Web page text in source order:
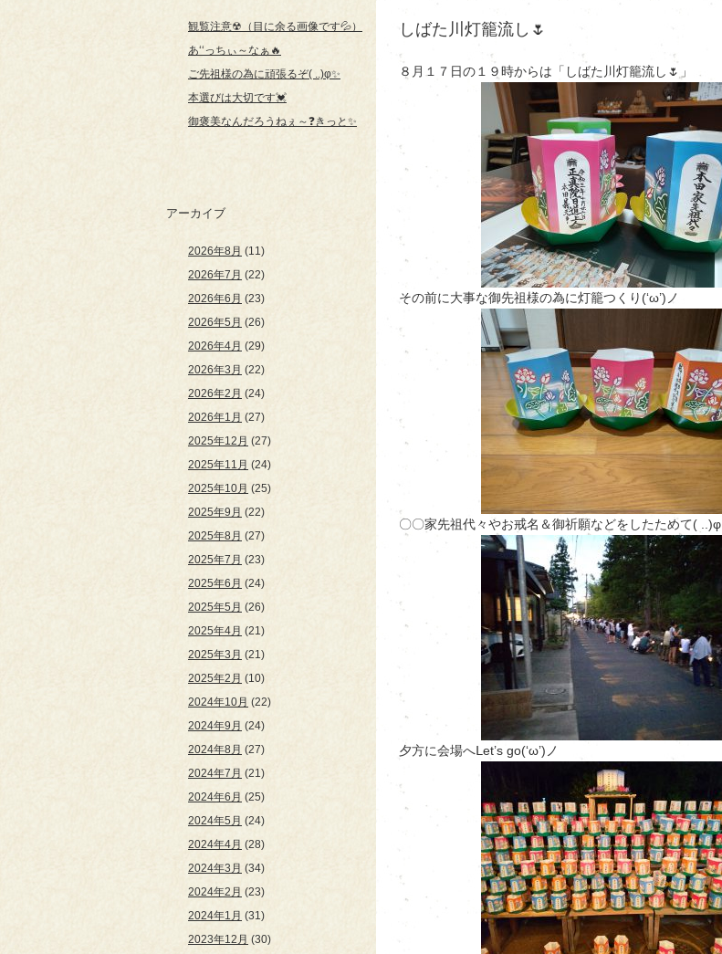
観覧注意☢（目に余る画像です💦）
あ‘‘っちぃ～なぁ🔥
ご先祖様の為に頑張るぞ( ..)φ✨
本選びは大切です💓
御褒美なんだろうねぇ～❓きっと✨
アーカイブ
2026年8月 (11)
2026年7月 (22)
2026年6月 (23)
2026年5月 (26)
2026年4月 (29)
2026年3月 (22)
2026年2月 (24)
2026年1月 (27)
2025年12月 (27)
2025年11月 (24)
2025年10月 (25)
2025年9月 (22)
2025年8月 (27)
2025年7月 (23)
2025年6月 (24)
2025年5月 (26)
2025年4月 (21)
2025年3月 (21)
2025年2月 (10)
2024年10月 (22)
2024年9月 (24)
2024年8月 (27)
2024年7月 (21)
2024年6月 (25)
2024年5月 (24)
2024年4月 (28)
2024年3月 (34)
2024年2月 (23)
2024年1月 (31)
2023年12月 (30)
しばた川灯籠流し🌷
８月１７日の１９時からは「しばた川灯籠流し🌷」
その前に大事な御先祖様の為に灯籠つくり(‘ω’)ノ
〇〇家先祖代々やお戒名＆御祈願などをしたためて( ..)φ
夕方に会場へⅬet’s go(‘ω’)ノ